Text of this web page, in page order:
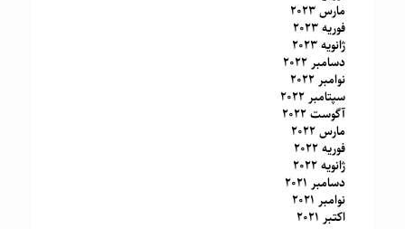
مارس 2023
فوریه 2023
ژانویه 2023
دسامبر 2022
نوامبر 2022
سپتامبر 2022
آگوست 2022
مارس 2022
فوریه 2022
ژانویه 2022
دسامبر 2021
نوامبر 2021
اکتبر 2021